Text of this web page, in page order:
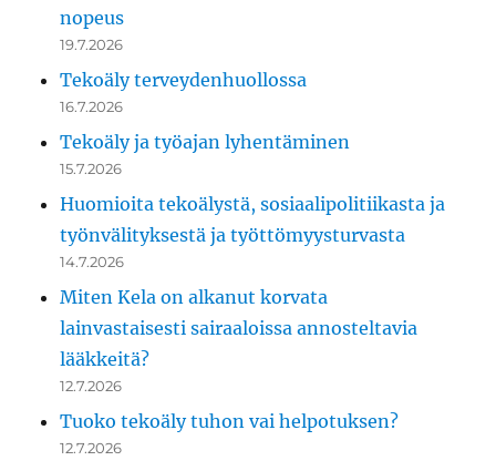
nopeus
19.7.2026
Tekoäly terveydenhuollossa
16.7.2026
Tekoäly ja työajan lyhentäminen
15.7.2026
Huomioita tekoälystä, sosiaalipolitiikasta ja
työnvälityksestä ja työttömyysturvasta
14.7.2026
Miten Kela on alkanut korvata
lainvastaisesti sairaaloissa annosteltavia
lääkkeitä?
12.7.2026
Tuoko tekoäly tuhon vai helpotuksen?
12.7.2026